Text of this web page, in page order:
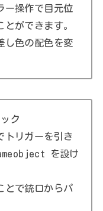
ー操作で目元位
ができます。
し色の配色を変
ク
トリガーを引き
を設け
とで銃口からパ